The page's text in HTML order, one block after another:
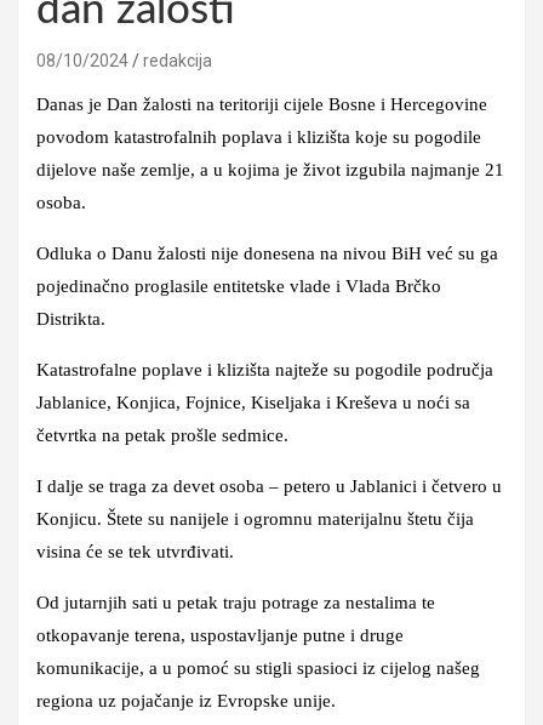
dan žalosti
08/10/2024 redakcija
Danas je Dan žalosti na teritoriji cijele Bosne i Hercegovine
povodom katastrofalnih poplava i klizišta koje su pogodile
dijelove naše zemlje, a u kojima je život izgubila najmanje 21
osoba.
Odluka o Danu žalosti nije donesena na nivou BiH već su ga
pojedinačno proglasile entitetske vlade i Vlada Brčko
Distrikta.
Katastrofalne poplave i klizišta najteže su pogodile područja
Jablanice, Konjica, Fojnice, Kiseljaka i Kreševa u noći sa
četvrtka na petak prošle sedmice.
I dalje se traga za devet osoba – petero u Jablanici i četvero u
Konjicu. Štete su nanijele i ogromnu materijalnu štetu čija
visina će se tek utvrđivati.
Od jutarnjih sati u petak traju potrage za nestalima te
otkopavanje terena, uspostavljanje putne i druge
komunikacije, a u pomoć su stigli spasioci iz cijelog našeg
regiona uz pojačanje iz Evropske unije.